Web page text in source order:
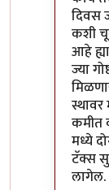
दिवस
कशी
आहे
ज्या
कमीत
मध्ये
टॅक्स
लागेल.